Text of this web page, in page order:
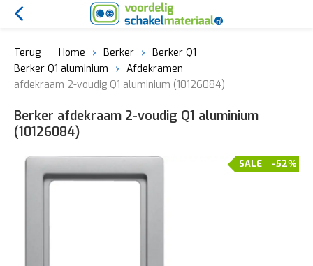
Terug Home Berker
Berker Q1
Berker Q1 aluminium
Afdekramen
afdekraam 2-voudig Q1 aluminium (10126084)
Berker afdekraam 2-voudig Q1 aluminium
(10126084)
-52%
SALE